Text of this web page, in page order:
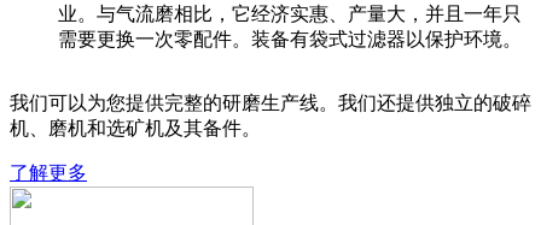
业。与气流磨相比，它经济实惠、产量大，并且一年只
需要更换一次零配件。装备有袋式过滤器以保护环境。
我们可以为您提供完整的研磨生产线。我们还提供独立的破碎
机、磨机和选矿机及其备件。
了解更多